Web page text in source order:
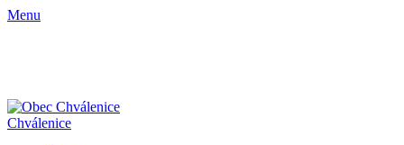
Menu
Chválenice